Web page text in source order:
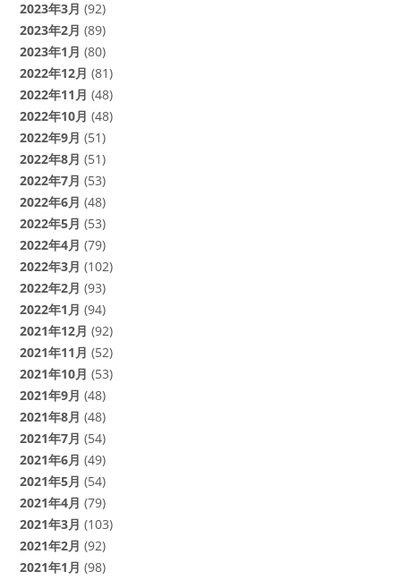
2023年3月 (92)
2023年2月 (89)
2023年1月 (80)
2022年12月 (81)
2022年11月 (48)
2022年10月 (48)
2022年9月 (51)
2022年8月 (51)
2022年7月 (53)
2022年6月 (48)
2022年5月 (53)
2022年4月 (79)
2022年3月 (102)
2022年2月 (93)
2022年1月 (94)
2021年12月 (92)
2021年11月 (52)
2021年10月 (53)
2021年9月 (48)
2021年8月 (48)
2021年7月 (54)
2021年6月 (49)
2021年5月 (54)
2021年4月 (79)
2021年3月 (103)
2021年2月 (92)
2021年1月 (98)